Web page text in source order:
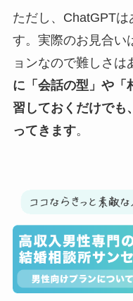
ただし、ChatGPT
す。実際のお見合い
ョンなので難しさは
に「会話の型」や「
習しておくだけでも
ってきます。